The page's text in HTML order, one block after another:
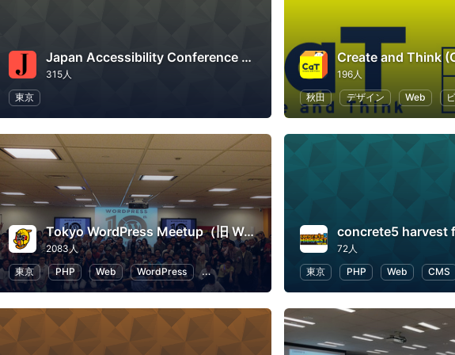
Japan Accessibility Conference - digital information
315人
東京
Create and Think
196人
秋田
デザイン Web
Tokyo WordPress Meetup（旧 WordBench 東京）
2083人
東京
PHP Web WordPress オープンソース
concrete5 harvest
72人
東京
PHP Web CMS